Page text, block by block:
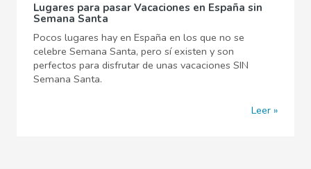
Lugares para pasar Vacaciones en España sin
Semana Santa
Pocos lugares hay en España en los que no se
celebre Semana Santa, pero sí existen y son
perfectos para disfrutar de unas vacaciones SIN
Semana Santa.
Leer